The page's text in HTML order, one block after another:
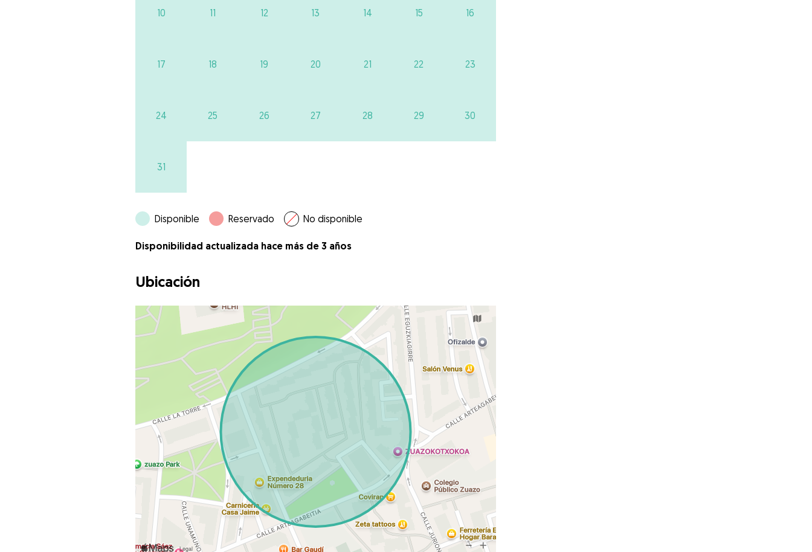
10 11 12 13 14 15 16
17 18 19 20 21 22 23
24 25 26 27 28 29 30
31
Disponible Reservado No disponible
Disponibilidad actualizada hace más de 3 años
Ubicación